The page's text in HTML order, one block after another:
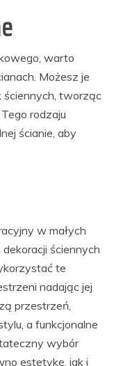
warto
Możesz je
ściennych, tworząc
rodzaju
ścianie, aby
w małych
ściennych
te
nadając jej
przestrzeń,
a funkcjonalne
wybór
estetykę, jak i